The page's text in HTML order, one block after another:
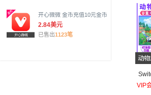
开心微微 金币充值10元金币
2.84美元
已售出1123笔
集合
VIP